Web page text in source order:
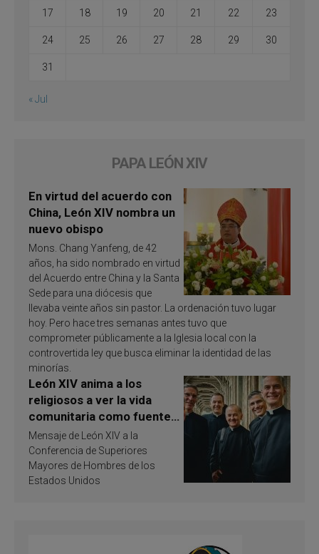
17 18 19 20 21 22 23
24 25 26 27 28 29 30
31
« Jul
PAPA LEÓN XIV
En virtud del acuerdo con
China, León XIV nombra un
nuevo obispo
Mons. Chang Yanfeng, de 42
años, ha sido nombrado en virtud
del Acuerdo entre China y la Santa
Sede para una diócesis que
llevaba veinte años sin pastor. La ordenación tuvo lugar
hoy. Pero hace tres semanas antes tuvo que
comprometer públicamente a la Iglesia local con la
controvertida ley que busca eliminar la identidad de las
minorías.
León XIV anima a los
religiosos a ver la vida
comunitaria como fuente
de inspiración y
santificación
Mensaje de León XIV a la
Conferencia de Superiores
Mayores de Hombres de los
Estados Unidos